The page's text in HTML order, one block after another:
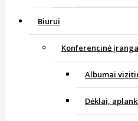
Biurui
Konferencinė įranga
Albumai
Dėklai,